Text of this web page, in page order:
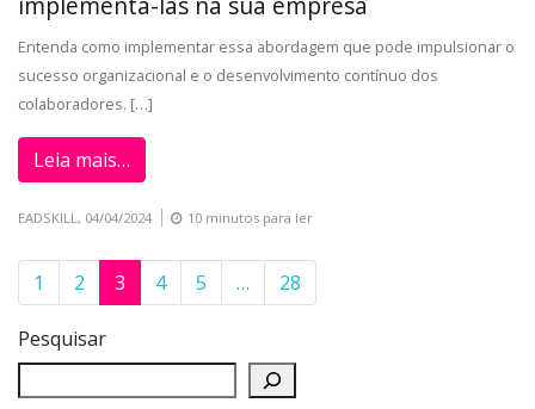
Entenda como implementar essa abordagem que pode impulsionar o
sucesso organizacional e o desenvolvimento contínuo dos
colaboradores. […]
Leia mais…
EADSKILL, 04/04/2024 10 minutos para ler
1 2 3 4 5 … 28
Pesquisar